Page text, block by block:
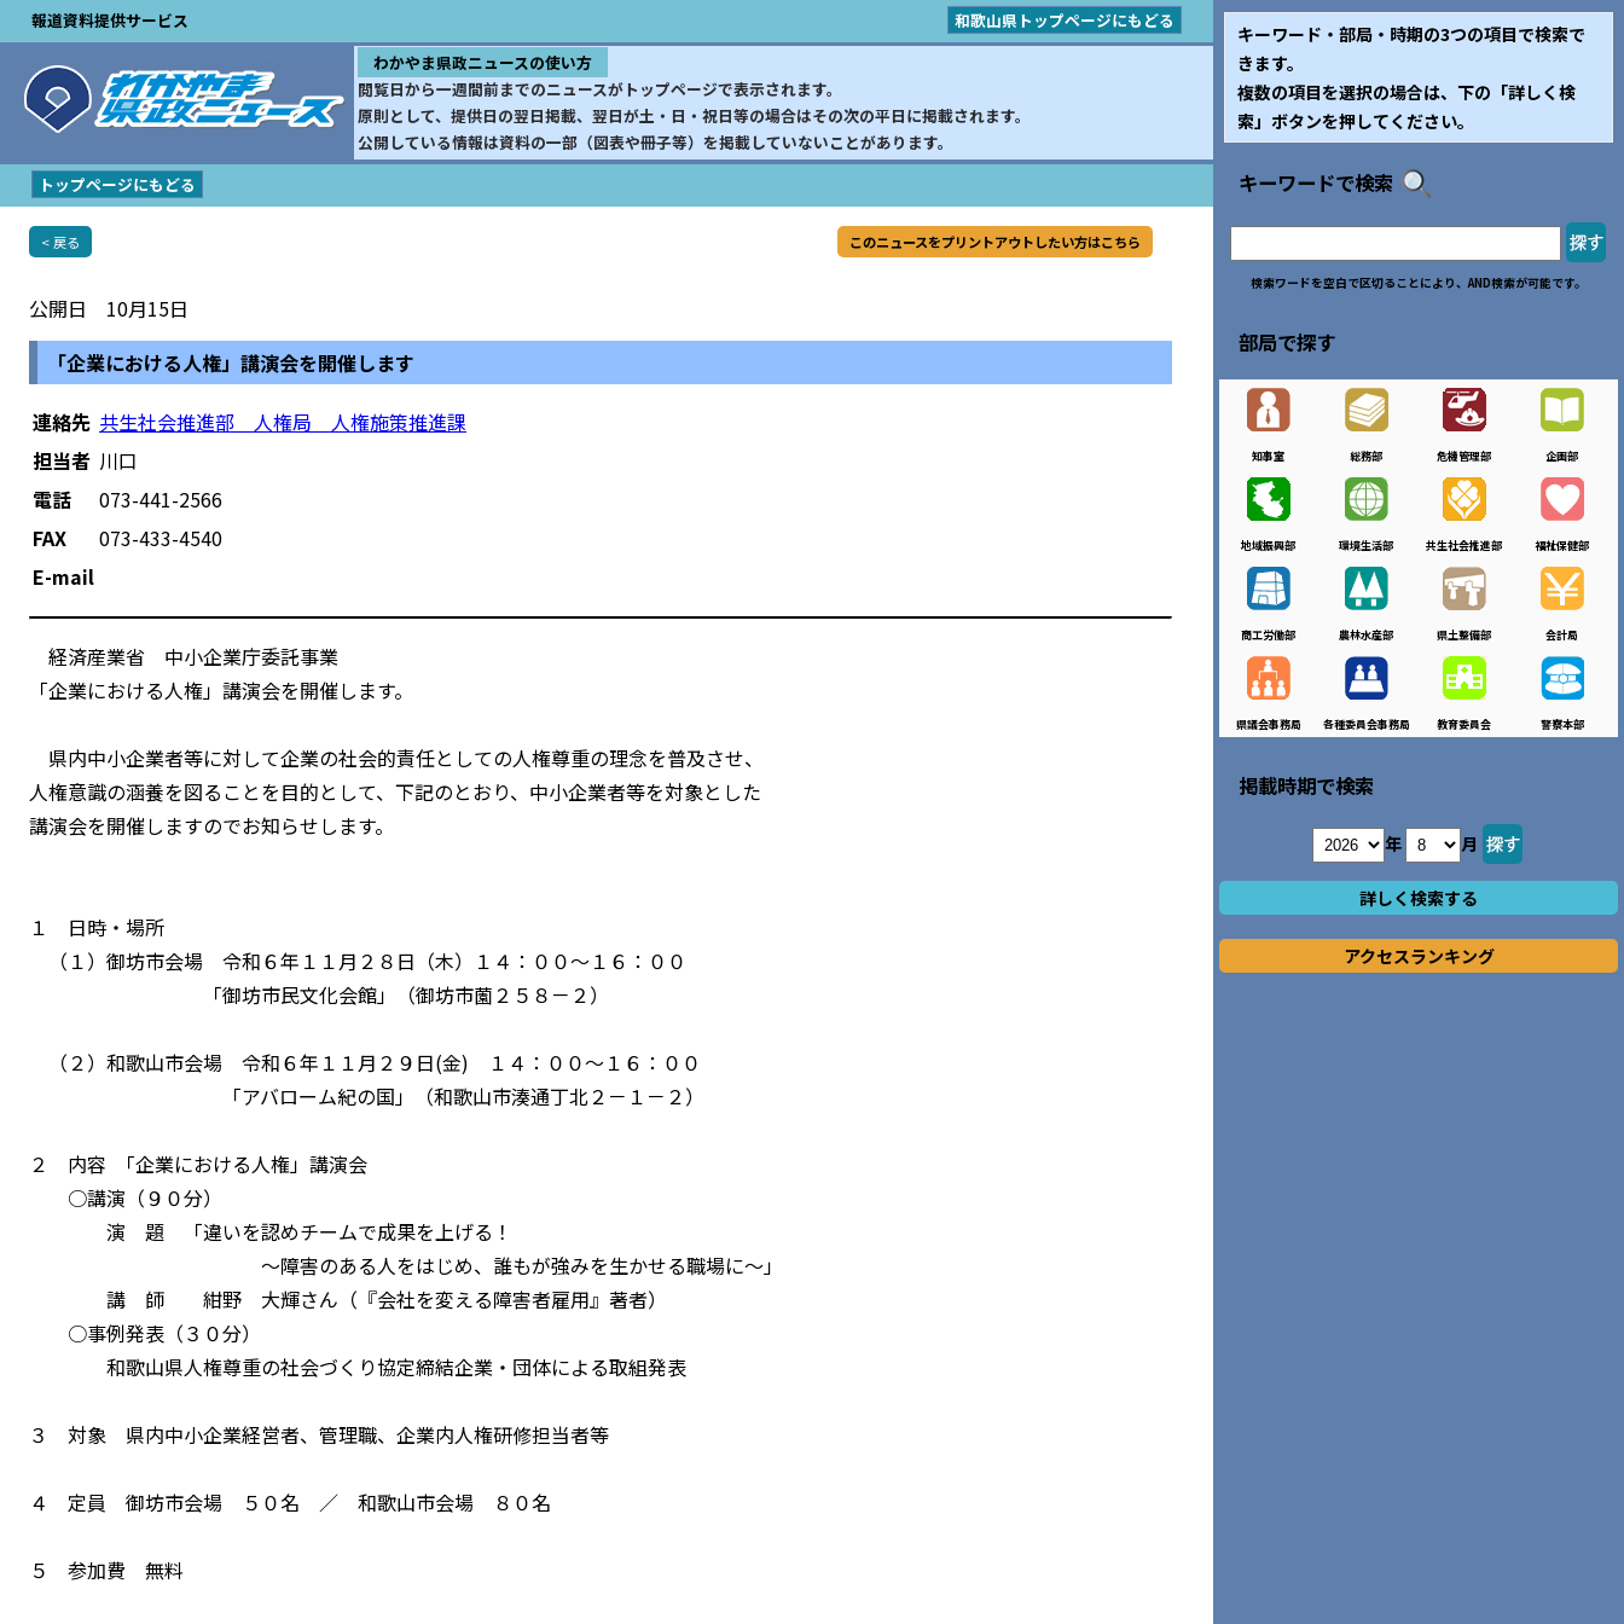
報道資料提供サービス
和歌山県トップページにもどる
わかやま県政ニュースの使い方
閲覧日から一週間前までのニュースがトップページで表示されます。
原則として、提供日の翌日掲載、翌日が土・日・祝日等の場合はその次の平日に掲載されます。
公開している情報は資料の一部（図表や冊子等）を掲載していないことがあります。
トップページにもどる
< 戻る このニュースをプリントアウトしたい方はこちら
公開日 10月15日
「企業における人権」講演会を開催します
連絡先 共生社会推進部 人権局 人権施策推進課
担当者 川口
電話
073-441-2566
FAX
073-433-4540
E-mail
経済産業省 中小企業庁委託事業
「企業における人権」講演会を開催します。
県内中小企業者等に対して企業の社会的責任としての人権尊重の理念を普及させ、
人権意識の涵養を図ることを目的として、下記のとおり、中小企業者等を対象とした
講演会を開催しますのでお知らせします。
１ 日時・場所
（１）御坊市会場 令和６年１１月２８日（木）１４：００～１６：００
「御坊市民文化会館」（御坊市薗２５８－２）
（２）和歌山市会場 令和６年１１月２９日(金) １４：００～１６：００
「アバローム紀の国」（和歌山市湊通丁北２－１－２）
２ 内容 「企業における人権」講演会
○講演（９０分）
演 題 「違いを認めチームで成果を上げる！
～障害のある人をはじめ、誰もが強みを生かせる職場に～」
講 師 紺野 大輝さん（『会社を変える障害者雇用』著者）
○事例発表（３０分）
和歌山県人権尊重の社会づくり協定締結企業・団体による取組発表
３ 対象 県内中小企業経営者、管理職、企業内人権研修担当者等
４ 定員 御坊市会場 ５０名 ／ 和歌山市会場 ８０名
５ 参加費 無料
キーワード・部局・時期の3つの項目で検索で
きます。
複数の項目を選択の場合は、下の「詳しく検
索」ボタンを押してください。
キーワードで検索
検索ワードを空白で区切ることにより、AND検索が可能です。
部局で探す
知事室 総務部 危機管理部 企画部
地域振興部 環境生活部 共生社会推進部 福祉保健部
商工労働部 農林水産部 県土整備部 会計局
県議会事務局 各種委員会事務局 教育委員会 警察本部
掲載時期で検索
年 月
詳しく検索する
アクセスランキング